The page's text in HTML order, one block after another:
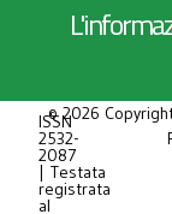
ISSN
2532-
2087
| Testata
registrata
al
© 2026